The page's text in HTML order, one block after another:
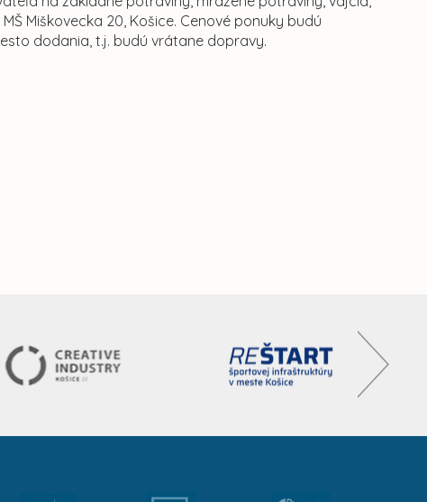
Miškovecka 20, Košice. Cenové ponuky budú
dodania, t.j. budú vrátane dopravy.